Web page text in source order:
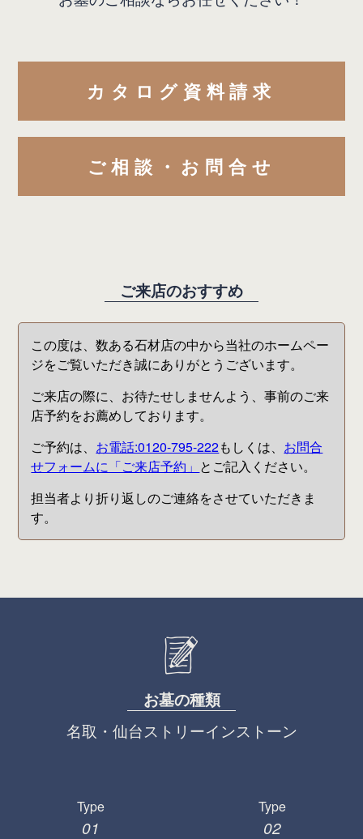
カタログ資料請求
ご相談・お問合せ
ご来店のおすすめ
この度は、数ある石材店の中から当社のホームペー
ジをご覧いただき誠にありがとうございます。
ご来店の際に、お待たせしませんよう、事前のご来
店予約をお薦めしております。
ご予約は、 お電話:0120-795-222もしくは、 お問合
せフォームに「ご来店予約」 とご記入ください。
担当者より折り返しのご連絡をさせていただきま
す。
お墓の種類
名取・仙台ストリーインストーン
Type
01
Type
02